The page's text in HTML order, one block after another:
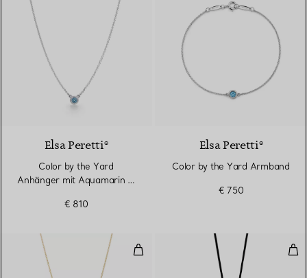
Elsa Peretti®
Color by the Yard
Anhänger mit Aquamarin in
€ 810
Elsa Peretti®
Color by the Yard Armband
€ 750
Seestern-Anhänger